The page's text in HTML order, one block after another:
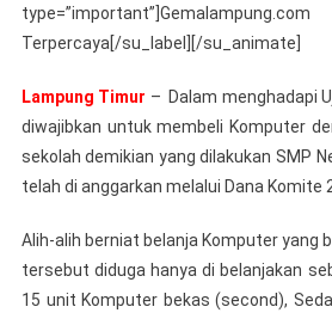
Terpercaya[/su_label][/su_animate]
Lampung Timur – Dalam menghadapi
diwajibkan untuk membeli Komputer
sekolah demikian yang dilakukan SMP
telah di anggarkan melalui Dana Komite
Alih-alih berniat belanja Komputer yang
tersebut diduga hanya di belanjakan
15 unit Komputer bekas (second),